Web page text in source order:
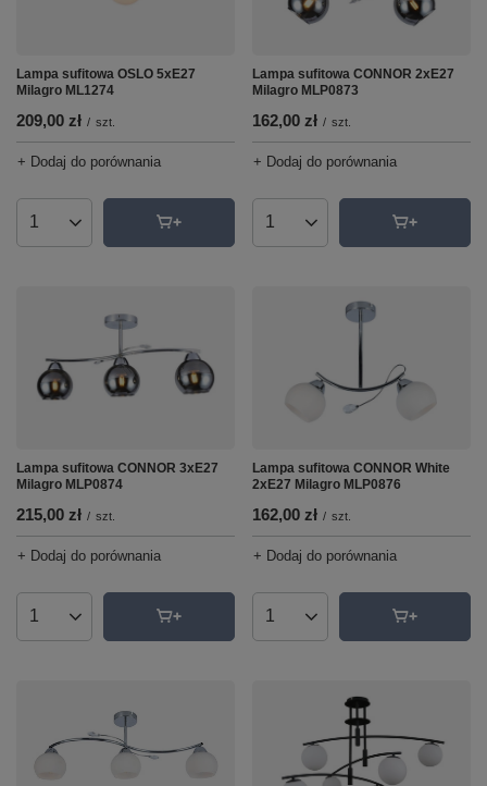
Lampa sufitowa OSLO 5xE27
Milagro ML1274
209,00 zł / szt.
+ Dodaj do porównania
Ilość produktów
Lampa sufitowa CONNOR 2xE27
Milagro MLP0873
162,00 zł / szt.
+ Dodaj do porównania
Ilość produktów
Lampa sufitowa CONNOR 3xE27
Milagro MLP0874
215,00 zł / szt.
+ Dodaj do porównania
Ilość produktów
Lampa sufitowa CONNOR White
2xE27 Milagro MLP0876
162,00 zł / szt.
+ Dodaj do porównania
Ilość produktów